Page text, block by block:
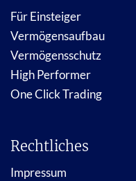
Für Einsteiger
Vermögensaufbau
Vermögensschutz
High Performer
One Click Trading
Rechtliches
Impressum